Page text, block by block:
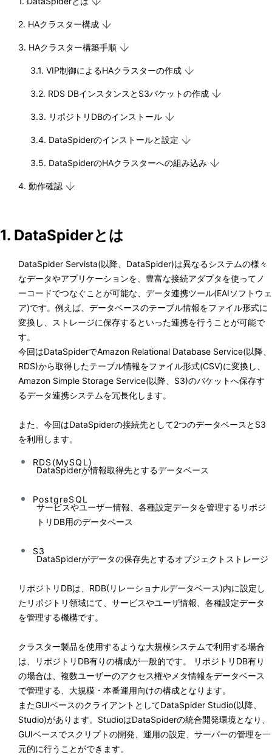
2. HAクラスター構成
3. HAクラスター構築手順
3.1. VIP制御によるHAクラスターの作成
3.2. RDS DBインスタンスとS3バケットの作成
3.3. リポジトリDBのインストール
3.4. DataSpiderのインストールと設定
3.5. DataSpiderのHAクラスターへの組み込み
4. 動作確認
1. DataSpiderとは
DataSpider Servista(以降、DataSpider)は異なるシステムの様々
なデータやアプリケーションを、豊富な接続アダプタを使ってノ
ーコードでつなぐことが可能な、データ連携ツール(EAIソフトウェ
ア)です。例えば、データベースのテーブル情報をファイル形式に
変換し、ストレージに保存するといった連携を行うことが可能で
す。
今回はDataSpiderでAmazon Relational Database Service(以降、
RDS)から取得したテーブル情報をファイル形式(CSV)に変換し、
Amazon Simple Storage Service(以降、S3)のバケットへ保存す
るデータ連携システムを冗長化します。
また、今回はDataSpiderの接続先として2つのデータベースとS3
を利用します。
RDS(MySQL)
DataSpiderが情報取得先とするデータベース
PostgreSQL
サービスやユーザー情報、各種設定データを管理するリポジ
トリDB用のデータベース
S3
DataSpiderがデータの保存先とするオブジェクトストレージ
リポジトリDBは、RDB(リレーショナルデータベース)内に設定し
たリポジトリ領域にて、サービスやユーザ情報、各種設定データ
を管理する機構です。
クラスター製品を使用するような大規模システムで利用する場合
は、リポジトリDB有りの構成が一般的です。 リポジトリDB有り
の場合は、複数ユーザーのアクセス権やメタ情報をデータベース
で管理する、大規模・本番運用向けの構成となります。
またGUIベースのクライアントとしてDataSpider Studio(以降、
Studio)があります。StudioはDataSpiderの統合開発環境となり、
GUIベースでスクリプトの開発、運用の設定、サーバーの管理を一
元的に行うことができます。